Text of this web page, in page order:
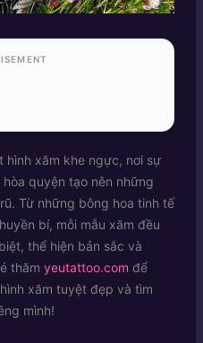
hình xăm khe ngực, nơi sự
quyện tạo nên những
Từ những bông hoa tinh tế
bí, mỗi mẫu xăm đều
thể hiện bản sắc và
thăm yeutattoo.com để
xăm tuyệt đẹp và tìm
mình!